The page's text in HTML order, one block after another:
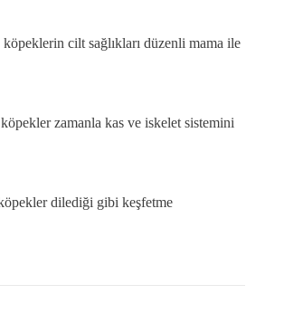
cilt sağlıkları düzenli mama ile
zamanla kas ve iskelet sistemini
dilediği gibi keşfetme